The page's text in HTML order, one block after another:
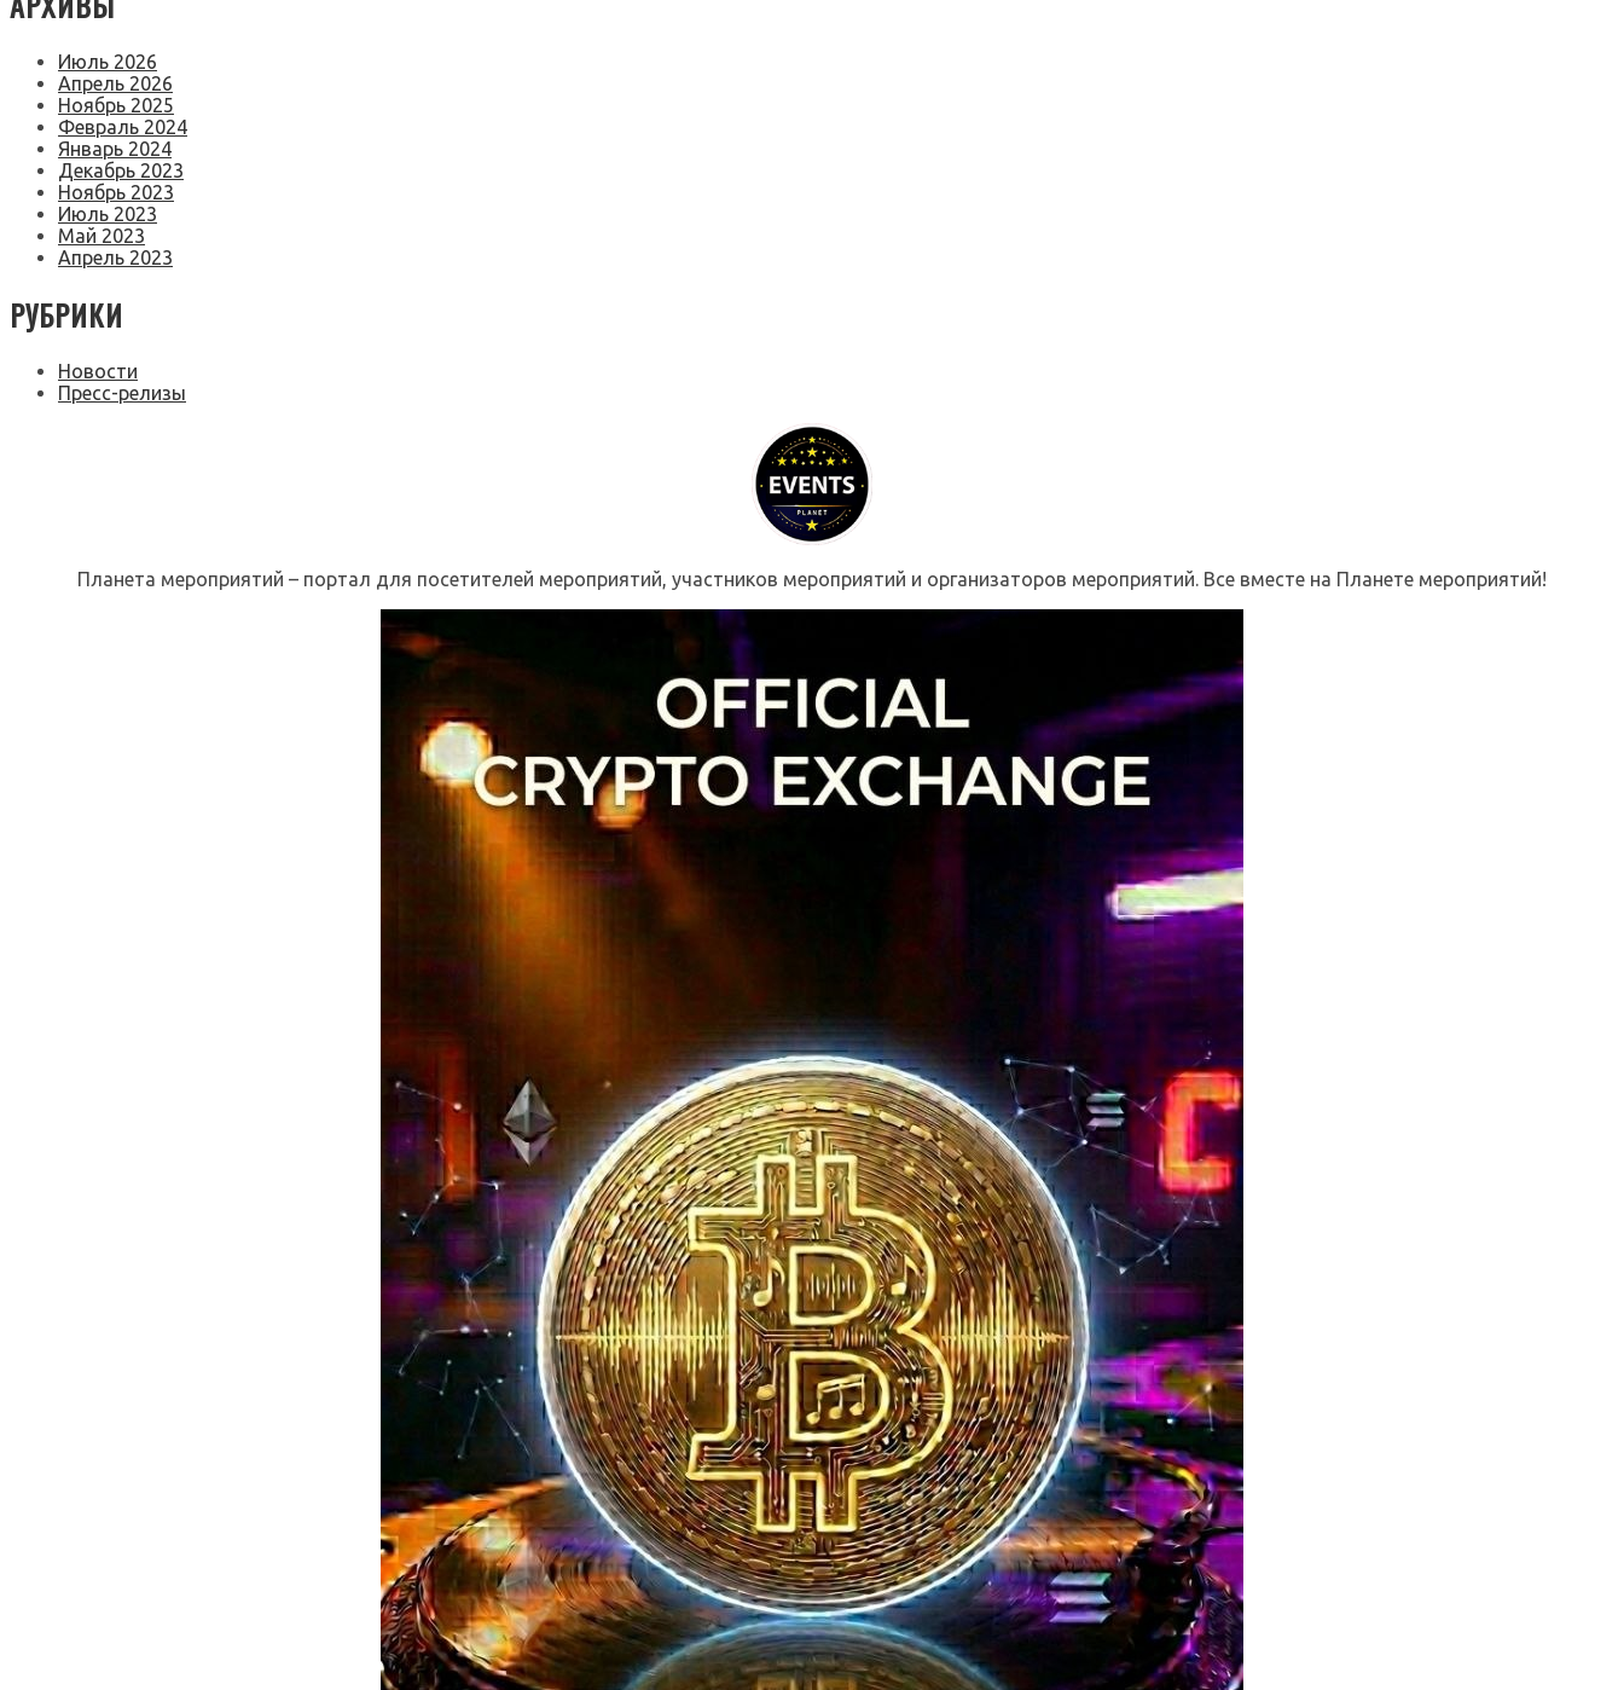
Июль 2026
Апрель 2026
Ноябрь 2025
Февраль 2024
Январь 2024
Декабрь 2023
Ноябрь 2023
Июль 2023
Май 2023
Апрель 2023
РУБРИКИ
Новости
Пресс-релизы
Планета мероприятий – портал для посетителей мероприятий, участников мероприятий и организаторов мероприятий. Все вместе на Планете мероприятий!